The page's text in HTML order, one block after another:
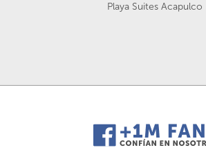
Playa Suites Acapulco